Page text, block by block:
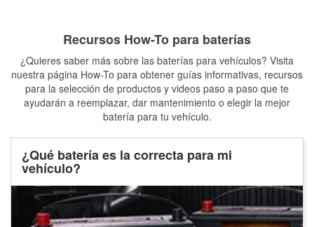
Recursos How-To para baterías
¿Quieres saber más sobre las baterías para vehículos? Visita
nuestra página How-To para obtener guías informativas, recursos
para la selección de productos y videos paso a paso que te
ayudarán a reemplazar, dar mantenimiento o elegir la mejor
batería para tu vehículo.
¿Qué batería es la correcta para mi
vehículo?